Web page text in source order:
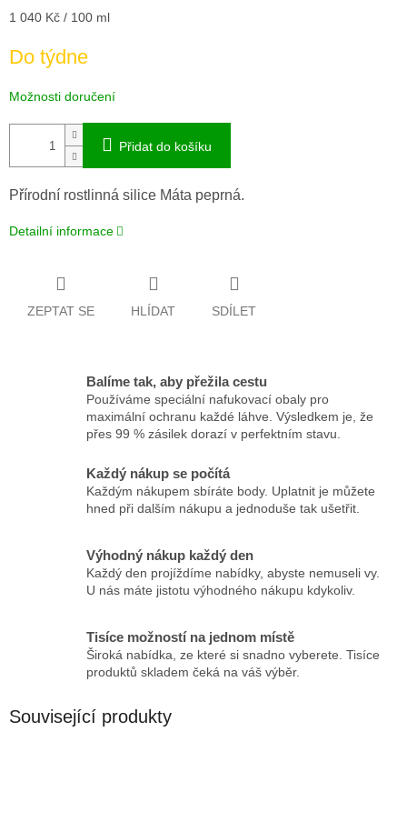
Měrná
1 040 Kč / 100 ml
Do týdne
Možnosti doručení
Přidat do košíku
Přírodní rostlinná silice Máta peprná.
Detailní informace
ZEPTAT SE HLÍDAT SDÍLET
Balíme tak, aby přežila cestu
Používáme speciální nafukovací obaly pro
maximální ochranu každé láhve. Výsledkem je, že
přes 99 % zásilek dorazí v perfektním stavu.
Každý nákup se počítá
Každým nákupem sbíráte body. Uplatnit je můžete
hned při dalším nákupu a jednoduše tak ušetřit.
Výhodný nákup každý den
Každý den projíždíme nabídky, abyste nemuseli vy.
U nás máte jistotu výhodného nákupu kdykoliv.
Tisíce možností na jednom místě
Široká nabídka, ze které si snadno vyberete. Tisíce
produktů skladem čeká na váš výběr.
Související produkty